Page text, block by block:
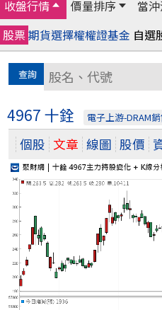
收盤行情 價量排序 當
股票期貨選擇權權證基金 自選
4967 十銓 電子上游-DRAM
個股 文章 線圖 股價